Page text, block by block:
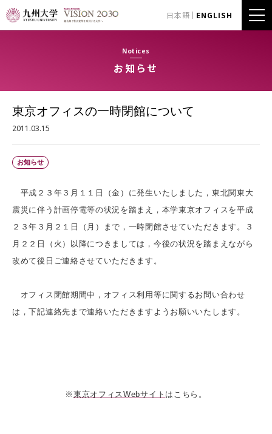
日本語 ENGLISH
Notices
お知らせ
東京オフィスの一時閉館について
2011.03.15
お知らせ
平成２３年３月１１日（金）に発生いたしました，東北関東大
震災に伴う計画停電等の状況を踏まえ，本学東京オフィスを平成
２３年３月２１日（月）まで，一時閉館させていただきます。３
月２２日（火）以降につきましては，今後の状況を踏まえながら
改めて後日ご連絡させていただきます。
オフィス閉館期間中，オフィス利用等に関するお問い合わせ
は，下記連絡先まで連絡いただきますようお願いいたします。
※ 東京オフィスWebサイト はこちら。